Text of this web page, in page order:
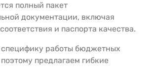
полный пакет
документации, включая
и паспорта качества.
работы бюджетных
предлагаем гибкие